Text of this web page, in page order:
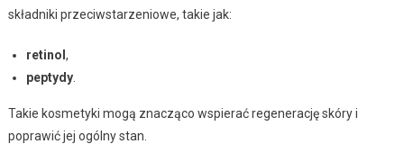
składniki przeciwstarzeniowe, takie jak:
retinol ,
peptydy.
Takie kosmetyki mogą znacząco wspierać regenerację skóry i
poprawić jej ogólny stan.